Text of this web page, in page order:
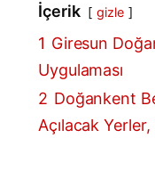
İçerik gizle
1 Giresun
Uygulaması
2 Doğankent
Açılacak